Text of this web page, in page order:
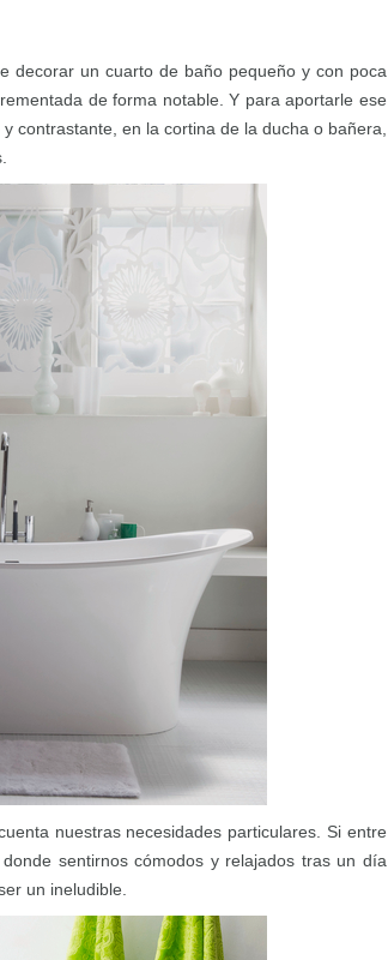
decorar un cuarto de baño pequeño y con poca
de forma notable. Y para aportarle ese
contrastante, en la cortina de la ducha o bañera,
nuestras necesidades particulares. Si entre
sentirnos cómodos y relajados tras un día
un ineludible.